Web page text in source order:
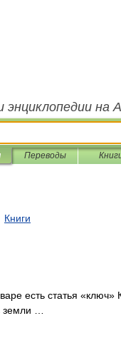
энциклопедии на
Переводы
Книги
есть статья
земли …